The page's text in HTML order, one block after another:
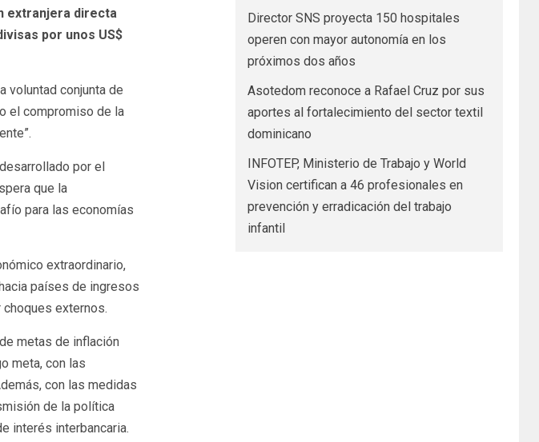
extranjera directa
por unos US$
voluntad conjunta de
el compromiso de la
por el
que la
para las economías
extraordinario,
países de ingresos
externos.
metas de inflación
meta, con las
con las medidas
de la política
interés interbancaria.
Director SNS proyecta 150 hospitales
operen con mayor autonomía en los
próximos dos años
Asotedom reconoce a Rafael Cruz por sus
aportes al fortalecimiento del sector textil
dominicano
INFOTEP, Ministerio de Trabajo y World
Vision certifican a 46 profesionales en
prevención y erradicación del trabajo
infantil